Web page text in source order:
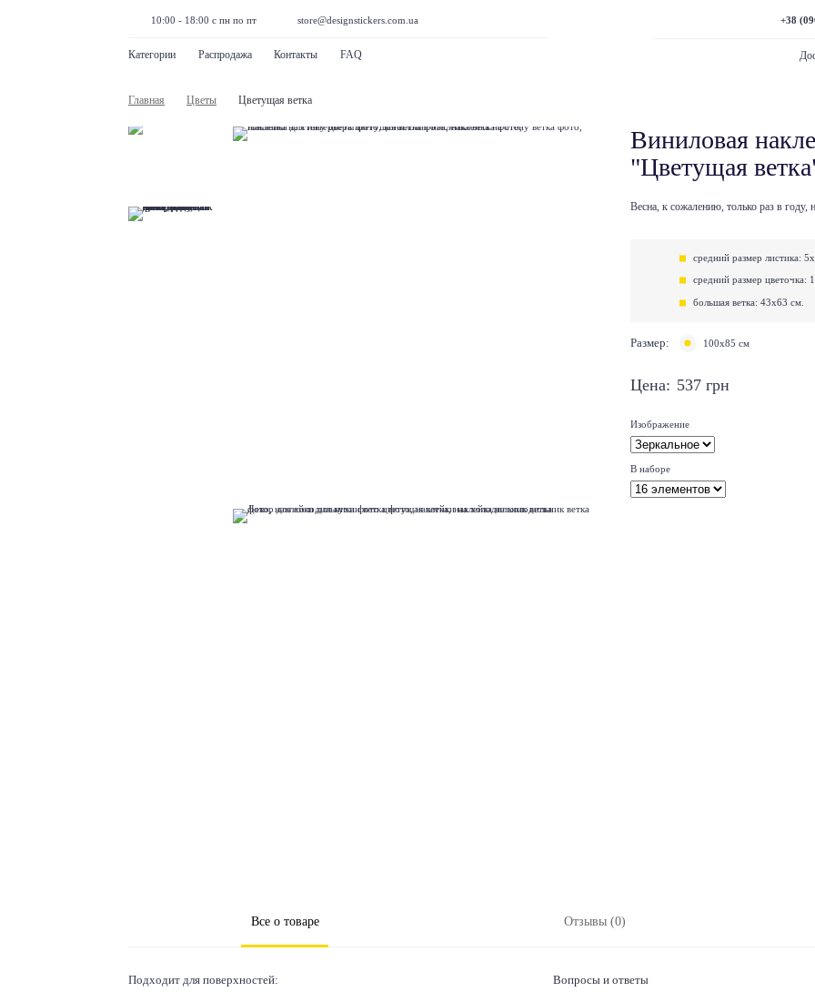
10:00 - 18:00 с пн по пт store@designstickers.com.ua
Категории Распродажа Контакты FAQ
+38
Главная Цветы Цветущая ветка
Виниловая
"Цветущая
Весна, к сожалению, только раз в году,
средний размер листика:
средний размер цветочка:
большая ветка: 43х63 см.
Размер: 100х85 см
Цена: 537 грн
Изображение
В наборе
Все о товаре Отзывы (0)
Подходит для поверхностей: Вопросы и ответы